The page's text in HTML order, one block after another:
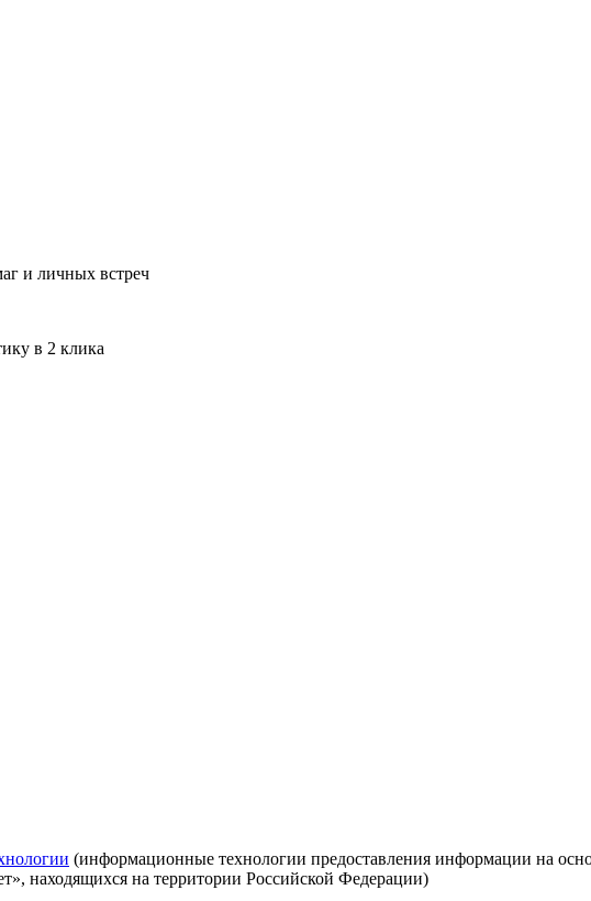
и личных встреч
в 2 клика
(информационные технологии предоставления информации на
находящихся на территории Российской Федерации)